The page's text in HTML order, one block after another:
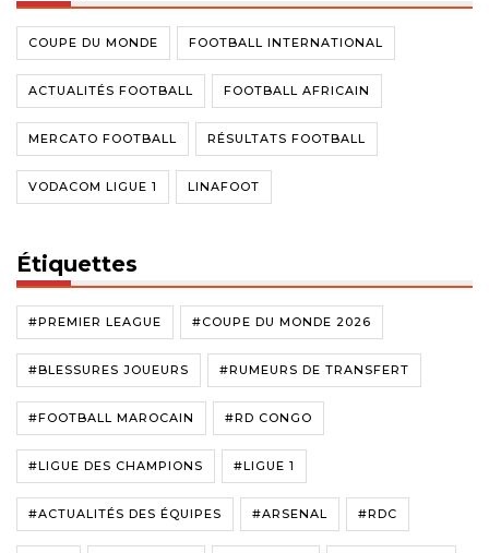
COUPE DU MONDE FOOTBALL INTERNATIONAL
ACTUALITÉS FOOTBALL FOOTBALL AFRICAIN
MERCATO FOOTBALL RÉSULTATS FOOTBALL
VODACOM LIGUE 1 LINAFOOT
Étiquettes
#PREMIER LEAGUE #COUPE DU MONDE 2026
#BLESSURES JOUEURS #RUMEURS DE TRANSFERT
#FOOTBALL MAROCAIN #RD CONGO
#LIGUE DES CHAMPIONS #LIGUE 1
#ACTUALITÉS DES ÉQUIPES #ARSENAL #RDC